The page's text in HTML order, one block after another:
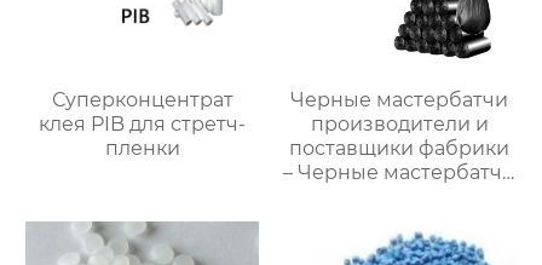
Суперконцентрат
клея PIB для стретч-
пленки
Черные мастербатчи
производители и
поставщики фабрики
– Черные мастербатчи